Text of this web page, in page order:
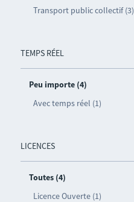
Transport public collectif (3)
TEMPS RÉEL
Peu importe (4)
Avec temps réel (1)
LICENCES
Toutes (4)
Licence Ouverte (1)